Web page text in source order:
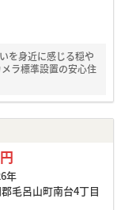
を身近に感じる穏や
ラ標準設置の安心住
年
毛呂山町南台4丁目